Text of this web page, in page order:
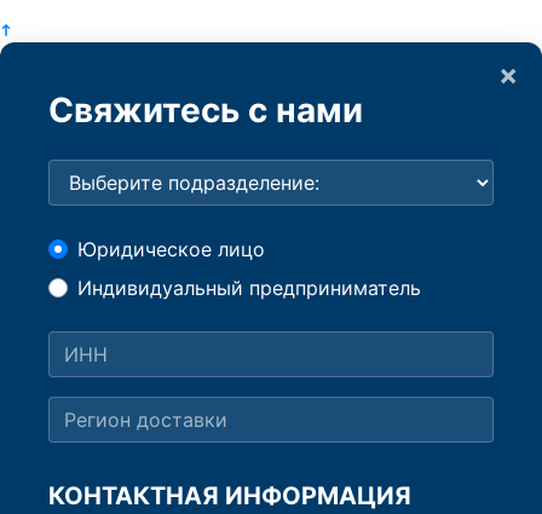
×
Свяжитесь с нами
Юридическое лицо
Индивидуальный предприниматель
КОНТАКТНАЯ ИНФОРМАЦИЯ